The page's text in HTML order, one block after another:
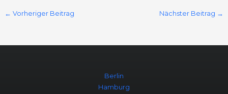
← Vorheriger Beitrag Nächster Beitrag →
Berlin
Hamburg